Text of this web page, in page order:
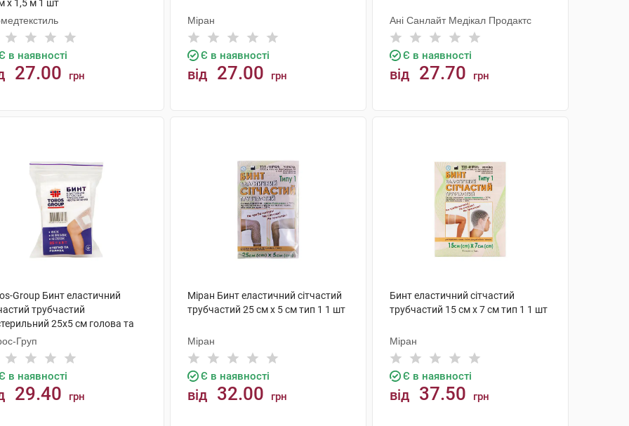
х 1,5 м 1 шт
в наявності
27.00 грн
Міран
Є в наявності
від 27.00 грн
Ані Санлайт Медікал Продактс
Є в наявності
від 27.70 грн
Group Бинт еластичний
трубчастий
25х5 см голова та
1 шт
Груп
в наявності
29.40 грн
Міран Бинт еластичний сітчастий
трубчастий 25 см х 5 см тип 1 1 шт
Міран
Є в наявності
від 32.00 грн
Бинт еластичний сітчастий
трубчастий 15 см х 7 см тип 1 1 шт
Міран
Є в наявності
від 37.50 грн